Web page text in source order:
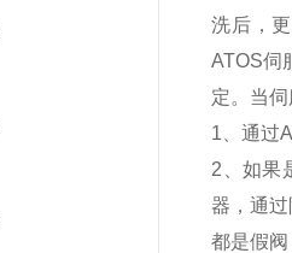
洗后，
ATOS伺
定。当
1、通过
2、如果
器，通
都是假